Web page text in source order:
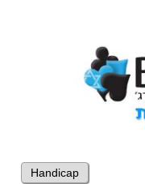
Handicap